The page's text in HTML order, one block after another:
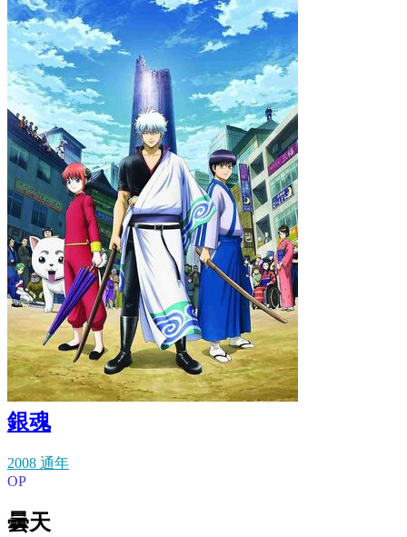
銀魂
2008 通年
OP
曇天